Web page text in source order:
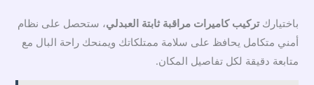
باختياركتركيب كاميرات مراقبة ثابتة العبدلي، ستحصل على نظام
أمني متكامل يحافظ على سلامة ممتلكاتك ويمنحك راحة البال مع
متابعة دقيقة لكل تفاصيل المكان.